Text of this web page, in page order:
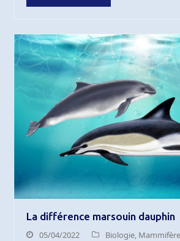
La différence marsouin dauphin
05/04/2022 Biologie